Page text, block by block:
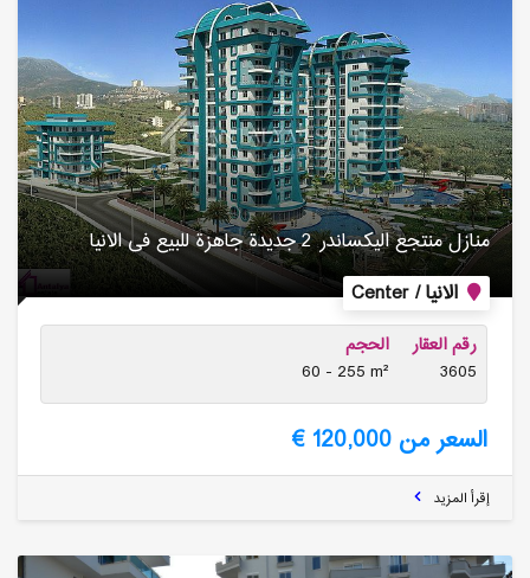
الانيا / Center
منازل منتجع الیكساندر 2 جدیدة جاهزة للبیع فی الانیا
رقم العقار
3605
الحجم
60 - 255 m²
السعر من 120,000 €
إقرأ المزيد